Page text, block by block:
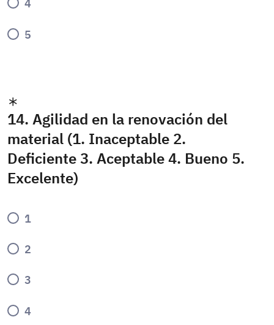
4
5
14. Agilidad en la renovación del
material (1. Inaceptable 2.
Deficiente 3. Aceptable 4. Bueno 5.
Excelente)
1
2
3
4